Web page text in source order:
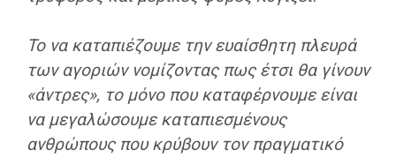
Το να καταπιέζουμε την ευαίσθητη πλευρά
των αγοριών νομίζοντας πως έτσι θα γίνουν
«άντρες», το μόνο που καταφέρνουμε είναι
να μεγαλώσουμε καταπιεσμένους
ανθρώπους που κρύβουν τον πραγματικό